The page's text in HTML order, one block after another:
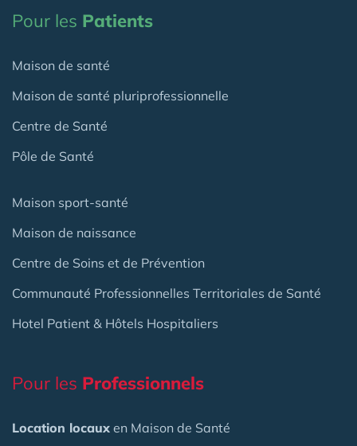
Pour les Patients
Maison de santé
Maison de santé pluriprofessionnelle
Centre de Santé
Pôle de Santé
Maison sport-santé
Maison de naissance
Centre de Soins et de Prévention
Communauté Professionnelles Territoriales de Santé
Hotel Patient & Hôtels Hospitaliers
Pour les Professionnels
Location locaux en Maison de Santé